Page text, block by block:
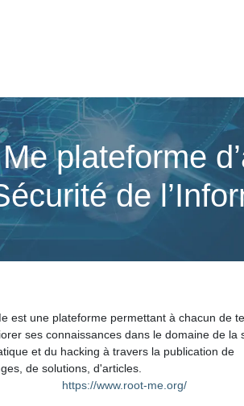
plateforme
de
est une plateforme permettant à chacun de
ses connaissances dans le domaine de la
et du hacking à travers la publication de
de solutions, d'articles.
https://www.root-me.org/